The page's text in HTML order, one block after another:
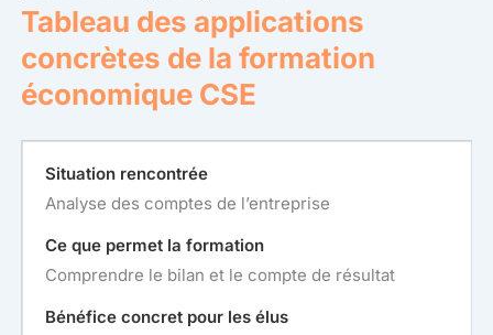
Tableau des applications
concrètes de la formation
économique CSE
Analyse des comptes de l’entreprise
Comprendre le bilan et le compte de résultat